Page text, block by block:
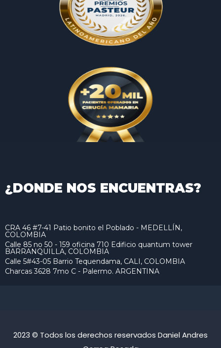
¿DONDE NOS ENCUENTRAS?
CRA 46 #7-41 Patio bonito el Poblado - MEDELLÍN,
COLOMBIA
Calle 85 no 50 - 159 oficina 710 Edificio quantum tower
BARRANQUILLA, COLOMBIA
Calle 5#43-05 Barrio Tequendama, CALI, COLOMBIA
Charcas 3628 7mo C - Palermo. ARGENTINA
2023 © Todos los derechos reservados Daniel Andres